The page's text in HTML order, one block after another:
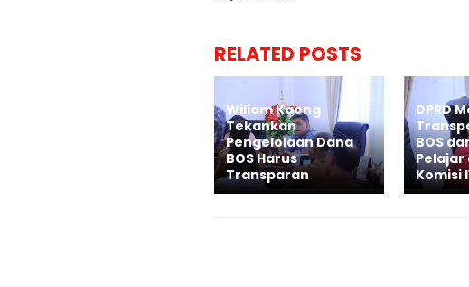
RELATED POSTS
Wiliam Kaeng
Tekankan
Pengelolaan Dana
BOS Harus
Transparan
DPRD
BOS
Pelajar
Komisi